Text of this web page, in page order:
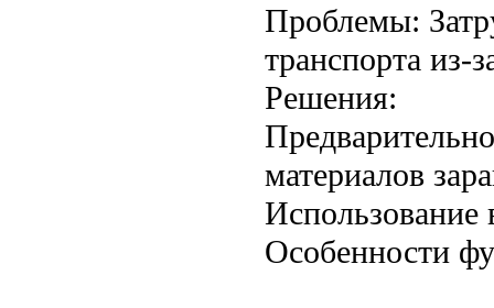
Проблемы:
транспорта из-
Решения:
материалов
Использование
Особенности